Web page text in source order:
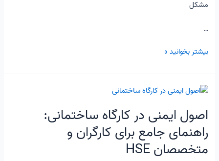
مشکل
…
بیشتر بخوانید »
اصول ایمنی در کارگاه ساختمانی:
راهنمای جامع برای کارگران و
متخصصان HSE
اصول
در
کارگاه
ساختمانی:
راهنمای